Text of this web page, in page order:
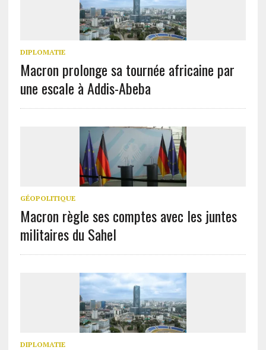
DIPLOMATIE
Macron prolonge sa tournée africaine par
une escale à Addis-Abeba
GÉOPOLITIQUE
Macron règle ses comptes avec les juntes
militaires du Sahel
DIPLOMATIE